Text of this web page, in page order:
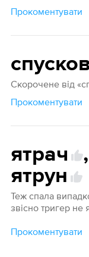
Прокоментувати
Скорочене від
Прокоментувати
ятрач ,
ятрун
Теж спала
звісно тригер не
Прокоментувати